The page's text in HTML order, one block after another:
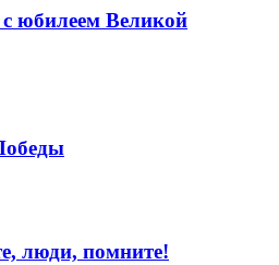
юбилеем Великой
люди, помните!